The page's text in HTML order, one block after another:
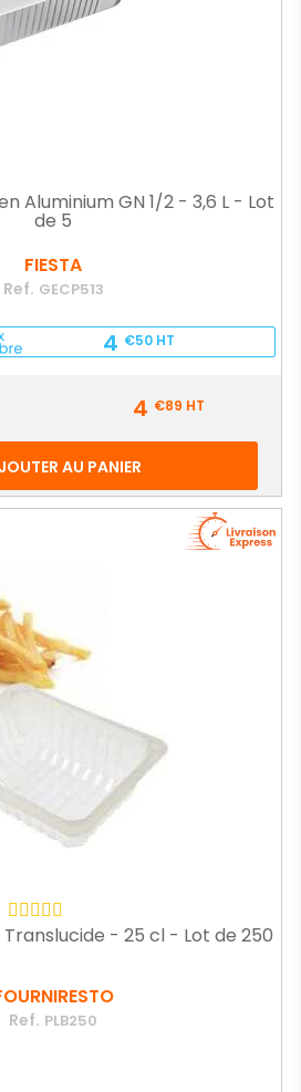
Aluminium GN 1/2 - 3,6 L - Lot
de 5
FIESTA
Ref. GECP513
4 €50HT
4 €89 HT
AU PANIER
- 25 cl - Lot de 250
Ref. PLB250